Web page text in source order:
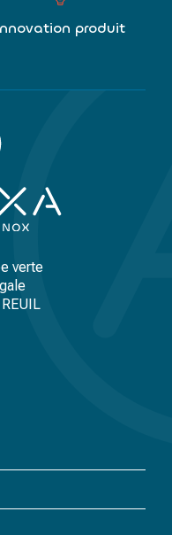
produit
verte